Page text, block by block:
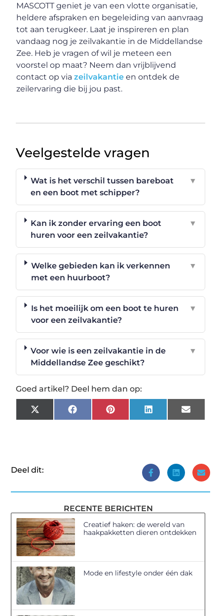
MASCOTT geniet je van een vlotte organisatie,
heldere afspraken en begeleiding van aanvraag
tot aan terugkeer. Laat je inspireren en plan
vandaag nog je zeilvakantie in de Middellandse
Zee. Heb je vragen of wil je meteen een
voorstel op maat? Neem dan vrijblijvend
contact op viazeilvakantie en ontdek de
zeilervaring die bij jou past.
Veelgestelde vragen
Wat is het verschil tussen bareboat
en een boot met schipper?
▼
Kan ik zonder ervaring een boot
huren voor een zeilvakantie?
▼
Welke gebieden kan ik verkennen
met een huurboot?
▼
Is het moeilijk om een boot te huren
voor een zeilvakantie?
▼
Voor wie is een zeilvakantie in de
Middellandse Zee geschikt?
▼
Goed artikel? Deel hem dan op:
X
(Twitter)
FacebookPinterestLinkedInEmail
Deel dit:
RECENTE BERICHTEN
Creatief haken: de wereld van
haakpakketten dieren ontdekken
Mode en lifestyle onder één dak